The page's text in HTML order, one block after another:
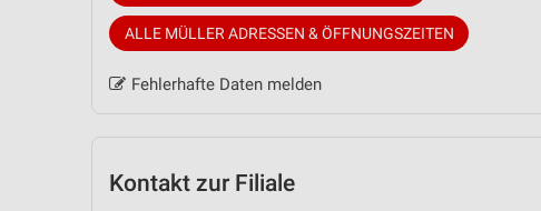
ALLE MÜLLER ADRESSEN & ÖFFNUNGSZEITEN
Fehlerhafte Daten melden
Kontakt zur Filiale